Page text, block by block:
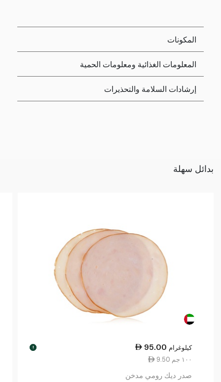
المكونات
المعلومات الغذائية ومعلومات الحمية
إرشادات السلامة والتحذيرات
بدائل سهلة
95.00 كيلوغرام !
9.50 ١٠٠ جم
صدر ديك رومي مدخن